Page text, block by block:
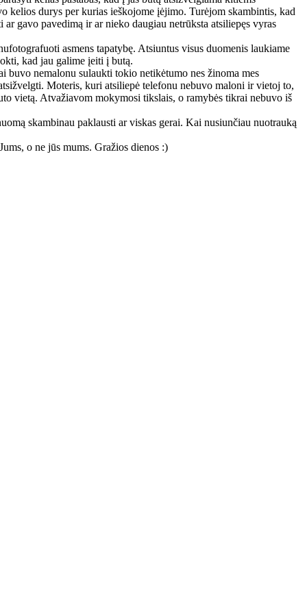
kelios durys per kurias ieškojome įėjimo. Turėjom skambintis, kad
gavo pavedimą ir ar nieko daugiau netrūksta atsiliepęs vyras
asmens tapatybę. Atsiuntus visus duomenis laukiame
kad jau galime įeiti į butą.
nemalonu sulaukti tokio netikėtumo nes žinoma mes
Moteris, kuri atsiliepė telefonu nebuvo maloni ir vietoj to,
vietą. Atvažiavom mokymosi tikslais, o ramybės tikrai nebuvo iš
skambinau paklausti ar viskas gerai. Kai nusiunčiau nuotrauką
o ne jūs mums. Gražios dienos :)